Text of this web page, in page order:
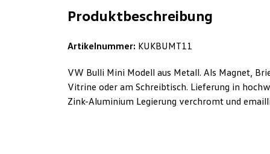
Produktbeschreibung
Artikelnummer: KUKBUMT11
VW Bulli Mini Modell aus Metall. Als Magnet,
Vitrine oder am Schreibtisch. Lieferung in
Zink-Aluminium Legierung verchromt und